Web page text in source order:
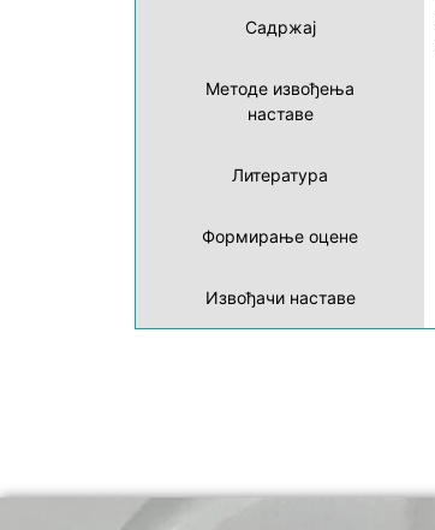
Садржај
Методе извођења
наставе
Литература
Формирање оцене
Извођачи наставе